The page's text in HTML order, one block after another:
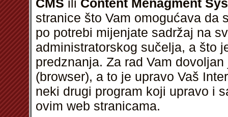
CMS ili Content Menagment
stranice što Vam omogućava da
po potrebi mijenjate sadržaj na
administratorskog sučelja, a što
predznanja. Za rad Vam
(browser), a to je upravo Vaš
neki drugi program koji upravo i
ovim web stranicama.